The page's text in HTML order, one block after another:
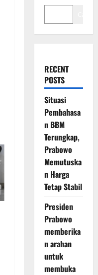
RECENT
POSTS
Situasi
Pembahasa
n BBM
Terungkap,
Prabowo
Memutuska
n Harga
Tetap Stabil
Presiden
Prabowo
memberika
n arahan
untuk
membuka